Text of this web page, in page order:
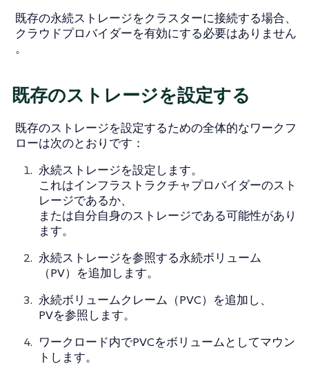
既存の永続ストレージをクラスターに接続する場合、
クラウドプロバイダーを有効にする必要はありません
。
既存のストレージを設定する
既存のストレージを設定するための全体的なワークフ
ローは次のとおりです：
永続ストレージを設定します。
これはインフラストラクチャプロバイダーのスト
レージであるか、
または自分自身のストレージである可能性があり
ます。
永続ストレージを参照する永続ボリューム
（PV）を追加します。
永続ボリュームクレーム（PVC）を追加し、
PVを参照します。
ワークロード内でPVCをボリュームとしてマウン
トします。